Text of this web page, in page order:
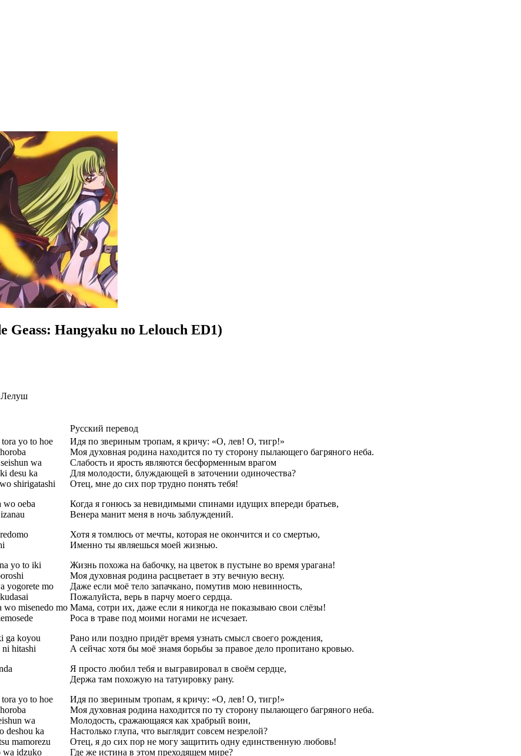
Hangyaku no Lelouch ED1)
Лелуш
Русский перевод
yo to hoe
wa
desu ka
shirigatashi
wo oeba
yo to iki
yogorete mo
wo misenedo mo
ga koyou
hitashi
yo to hoe
wa
deshou ka
mamorezu
wa idzuko
Идя по звериным тропам, я кричу: «О, лев! О, тигр!»
Моя духовная родина находится по ту сторону пылающего багряного неба.
Слабость и ярость являются бесформенным врагом
Для молодости, блуждающей в заточении одиночества?
Отец, мне до сих пор трудно понять тебя!
Когда я гонюсь за невидимыми спинами идущих впереди братьев,
Венера манит меня в ночь заблуждений.
Хотя я томлюсь от мечты, которая не окончится и со смертью,
Именно ты являешься моей жизнью.
Жизнь похожа на бабочку, на цветок в пустыне во время урагана!
Моя духовная родина расцветает в эту вечную весну.
Даже если моё тело запачкано, помутив мою невинность,
Пожалуйста, верь в парчу моего сердца.
Мама, сотри их, даже если я никогда не показываю свои слёзы!
Роса в траве под моими ногами не исчезает.
Рано или поздно придёт время узнать смысл своего рождения,
А сейчас хотя бы моё знамя борьбы за правое дело пропитано кровью.
Я просто любил тебя и выгравировал в своём сердце,
Держа там похожую на татуировку рану.
Идя по звериным тропам, я кричу: «О, лев! О, тигр!»
Моя духовная родина находится по ту сторону пылающего багряного неба.
Молодость, сражающаяся как храбрый воин,
Настолько глупа, что выглядит совсем незрелой?
Отец, я до сих пор не могу защитить одну единственную любовь!
Где же истина в этом преходящем мире?